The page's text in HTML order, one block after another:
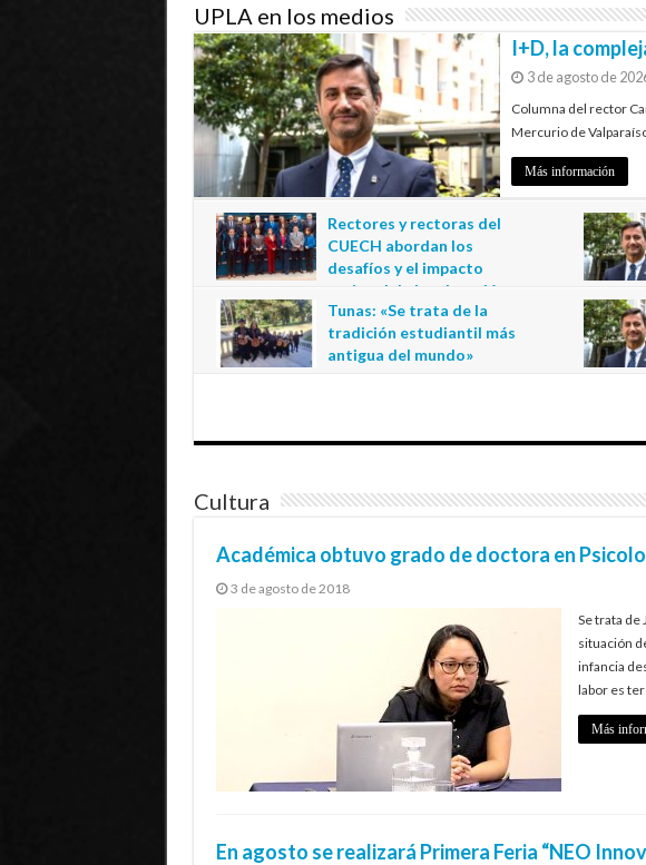
UPLA en los medios
I+D, la
3 de agosto de
Columna del rector
Mercurio de
Más información
Rectores y rectoras del
CUECH abordan los
desafíos y el impacto
regional de la educación
estatal en Tarapacá
20 de julio de 2026
Tunas: «Se trata de la
tradición estudiantil más
antigua del mundo»
Cultura
Académica obtuvo grado de doctora en
3 de agosto de 2018
Se trata de
situación
infancia
labor es
Más
En agosto se realizará Primera Feria “NEO